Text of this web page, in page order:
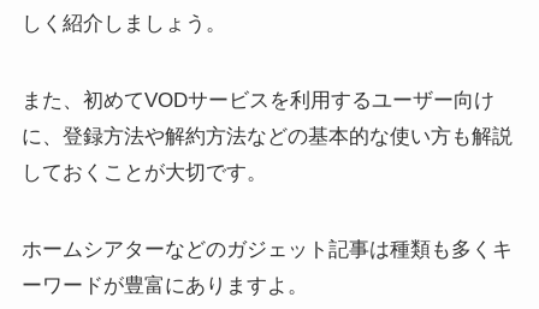
しく紹介しましょう。
また、初めてVODサービスを利用するユーザー向け
に、登録方法や解約方法などの基本的な使い方も解説
しておくことが大切です。
ホームシアターなどのガジェット記事は種類も多くキ
ーワードが豊富にありますよ。